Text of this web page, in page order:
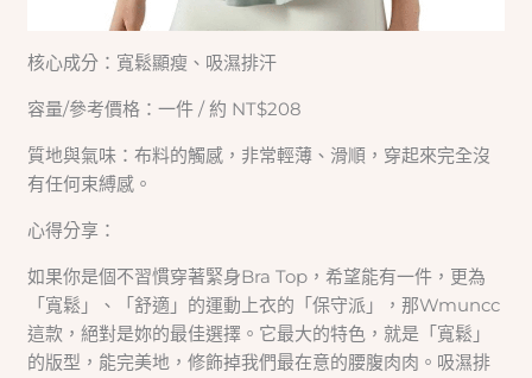
核心成分：寬鬆顯瘦、吸濕排汗
容量/參考價格：一件 / 約 NT$208
質地與氣味：布料的觸感，非常輕薄、滑順，穿起來完全沒
有任何束縛感。
心得分享：
如果你是個不習慣穿著緊身Bra Top，希望能有一件，更為
「寬鬆」、「舒適」的運動上衣的「保守派」，那Wmuncc
這款，絕對是妳的最佳選擇。它最大的特色，就是「寬鬆」
的版型，能完美地，修飾掉我們最在意的腰腹肉肉。吸濕排